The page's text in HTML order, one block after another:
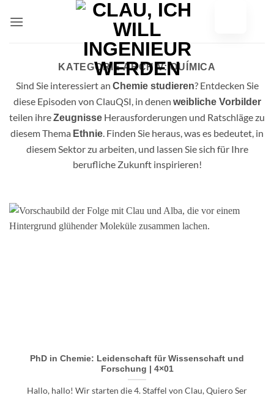
Inhalt
KATEGORIE ARCHIV:QUÍMICA
Sind Sie interessiert an Chemie studieren? Entdecken Sie
diese Episoden von ClauQSI, in denen weibliche Vorbilder
teilen ihreZeugnisse Herausforderungen und Ratschläge zu
diesem Thema Ethnie. Finden Sie heraus, was es bedeutet, in
diesem Sektor zu arbeiten, und lassen Sie sich für Ihre
berufliche Zukunft inspirieren!
PhD in Chemie: Leidenschaft für Wissenschaft und
Forschung | 4×01
Hallo, hallo! Wir starten die 4. Staffel von Clau, Quiero Ser